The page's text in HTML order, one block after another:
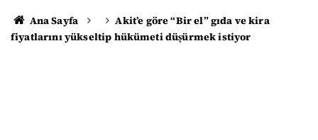
Ana Sayfa
Akit’e göre “Bir el” gıda ve kira
fiyatlarını yükseltip hükümeti düşürmek istiyor